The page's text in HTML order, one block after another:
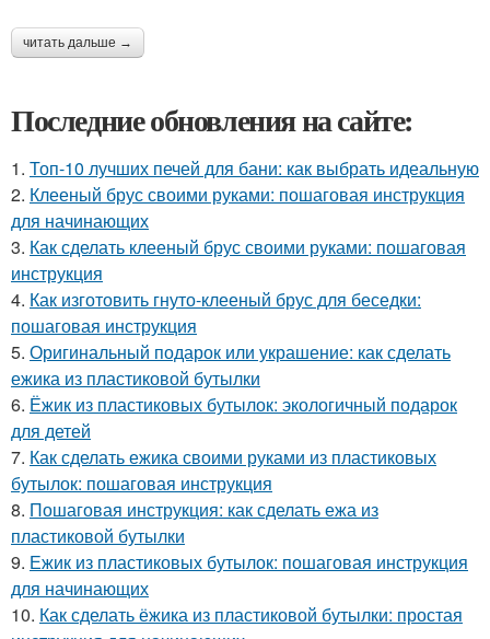
читать дальше →
Последние обновления на сайте:
1. Топ-10 лучших печей для бани: как выбрать идеальную
2. Клееный брус своими руками: пошаговая инструкция
для начинающих
3. Как сделать клееный брус своими руками: пошаговая
инструкция
4. Как изготовить гнуто-клееный брус для беседки:
пошаговая инструкция
5. Оригинальный подарок или украшение: как сделать
ежика из пластиковой бутылки
6. Ёжик из пластиковых бутылок: экологичный подарок
для детей
7. Как сделать ежика своими руками из пластиковых
бутылок: пошаговая инструкция
8. Пошаговая инструкция: как сделать ежа из
пластиковой бутылки
9. Ежик из пластиковых бутылок: пошаговая инструкция
для начинающих
10. Как сделать ёжика из пластиковой бутылки: простая